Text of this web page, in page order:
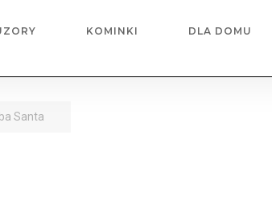
KOMINKI DLA DOMU
Santa